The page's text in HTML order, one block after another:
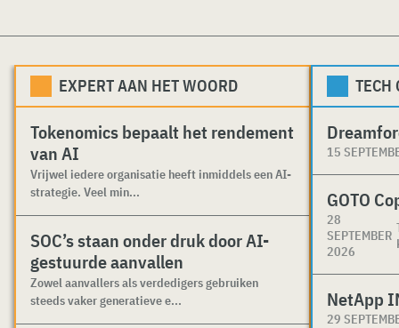
EXPERT AAN HET WOORD
Tokenomics bepaalt het rendement
van AI
Vrijwel iedere organisatie heeft inmiddels een AI-
strategie. Veel min...
SOC’s staan onder druk door AI-
gestuurde aanvallen
Zowel aanvallers als verdedigers gebruiken
steeds vaker generatieve e...
TECH
15
GOTO
28
SEPTEMBER
2026
NetApp
29